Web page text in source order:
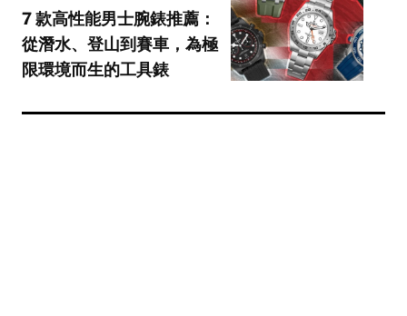
7 款高性能男士腕錶推薦：
從潛水、登山到賽車，為極
限環境而生的工具錶